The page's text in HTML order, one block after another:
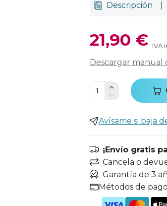
Descripción
21,90 € IVA
Descargar manual
Avísame si baja
¡Envío gratis
Cancela o
Garantía de 3
Métodos de